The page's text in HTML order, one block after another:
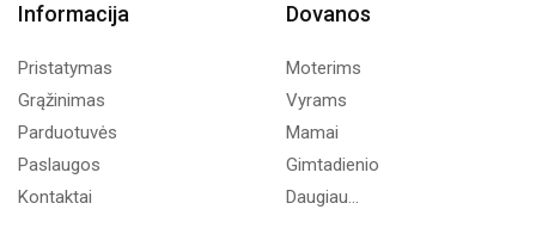
Informacija
Pristatymas
Grąžinimas
Parduotuvės
Paslaugos
Kontaktai
Dovanos
Moterims
Vyrams
Mamai
Gimtadienio
Daugiau...